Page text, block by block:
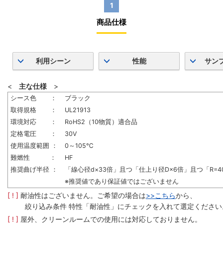
1
商品仕様
利用シーン 性能 サン
< 主な仕様 >
シース色 ：
ブラック
取得規格 ：
UL21913
環境対応 ：
RoHS2（10物質）適合品
定格電圧 ：
30V
使用温度範囲 ：
0～105℃
難燃性 ：
HF
推奨曲げ半径 ：
「線心径d×33倍」且つ「仕上り径D×6倍」且つ「
※推奨値であり保証値ではございません
[ ! ] 耐油性はございません。ご希望の場合は>>こちらから、
絞り込み条件 特性「耐油性」にチェックを入れて選定くださ
[ ! ] 屋外、クリーンルームでの使用には対応しておりません。